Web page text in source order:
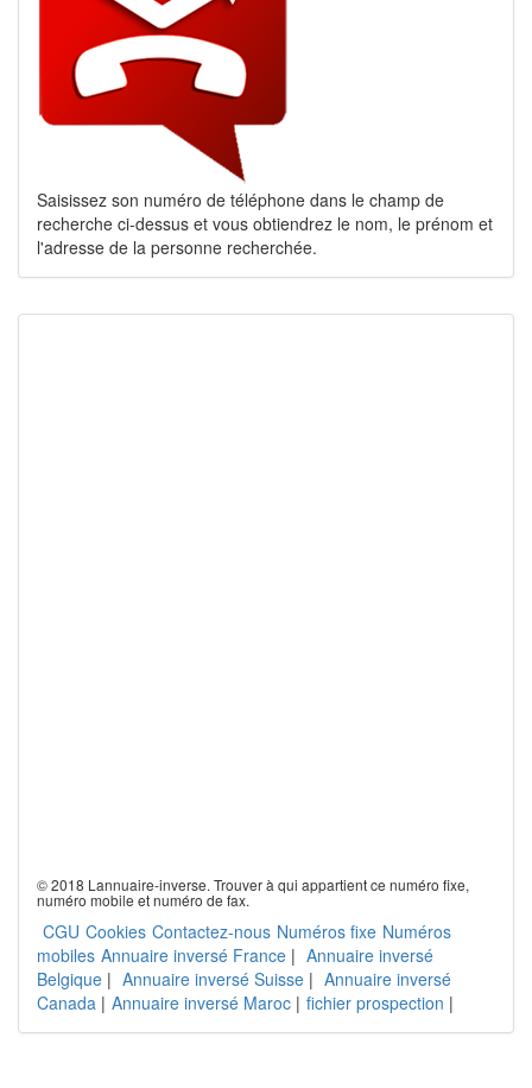
Saisissez son numéro de téléphone dans le champ de
recherche ci-dessus et vous obtiendrez le nom, le prénom et
l'adresse de la personne recherchée.
© 2018 Lannuaire-inverse. Trouver à qui appartient ce numéro fixe,
numéro mobile et numéro de fax.
CGU Cookies Contactez-nous Numéros fixe Numéros
mobiles Annuaire inversé France | Annuaire inversé
Belgique | Annuaire inversé Suisse | Annuaire inversé
Canada | Annuaire inversé Maroc | fichier prospection |